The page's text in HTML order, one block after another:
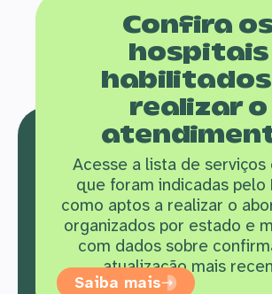
Confira
hospitais
realizar o
Acesse a lista de serviços
que foram indicadas pelo
como aptos a realizar o
organizados por estado e
com dados sobre
atualização mais
Saiba mais